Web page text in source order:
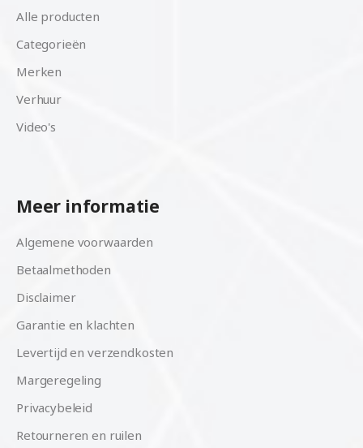
Alle producten
Categorieën
Merken
Verhuur
Video's
Meer informatie
Algemene voorwaarden
Betaalmethoden
Disclaimer
Garantie en klachten
Levertijd en verzendkosten
Margeregeling
Privacybeleid
Retourneren en ruilen